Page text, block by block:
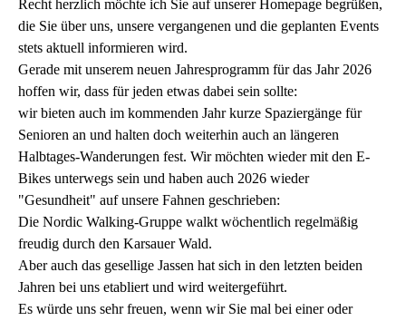
Recht herzlich möchte ich Sie auf unserer Homepage begrüßen,
die Sie über uns, unsere vergangenen und die geplanten Events
stets aktuell informieren wird.
Gerade mit unserem neuen Jahresprogramm für das Jahr 2026
hoffen wir, dass für jeden etwas dabei sein sollte:
wir bieten auch im kommenden Jahr kurze Spaziergänge für
Senioren an und halten doch weiterhin auch an längeren
Halbtages-Wanderungen fest. Wir möchten wieder mit den E-
Bikes unterwegs sein und haben auch 2026 wieder
"Gesundheit" auf unsere Fahnen geschrieben:
Die Nordic Walking-Gruppe walkt wöchentlich regelmäßig
freudig durch den Karsauer Wald.
Aber auch das gesellige Jassen hat sich in den letzten beiden
Jahren bei uns etabliert und wird weitergeführt.
Es würde uns sehr freuen, wenn wir Sie mal bei einer oder